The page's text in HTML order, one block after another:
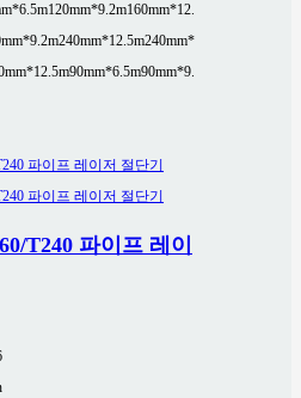
120mm*9.2m160mm*12.
240mm*12.5m240mm*
90mm*6.5m90mm*9.
T240 파이프 레이